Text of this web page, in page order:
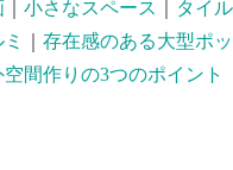
小さなスペース
タイル
存在感のある大型ポッ
空間作りの3つのポイント